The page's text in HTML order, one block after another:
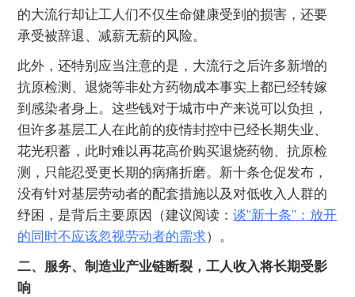
的大流行却让工人们不仅生命健康受到的损害，还要
承受被辞退、减薪无薪的风险。
此外，还特别应当注意的是，大流行之后许多新增的
抗原检测、退烧等非处方药物成本事实上都已经转嫁
到感染者身上。这些钱对于城市中产来说可以负担，
但许多基层工人在此前的疫情封控中已经长期失业、
花光积蓄，此时难以再花高价购买退烧药物、抗原检
测，只能忍受更长期的病痛折磨。新十条仓促发布，
没有针对基层劳动者的配套措施以及对低收入人群的
纾困，是背后主要原因（建议阅读：谈“新十条”：放开
的同时不应该忽视劳动者的需求）。
二、服务、制造业产业链断裂，工人收入将长期受影
响